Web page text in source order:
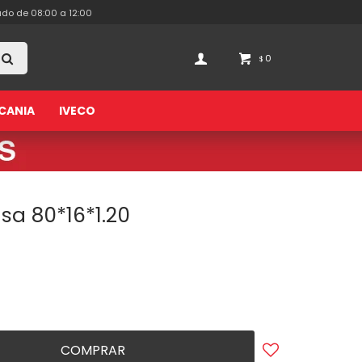
IVECO
$ 0
de 08:00 a 12:00
80*16*1.20
COMPRAR